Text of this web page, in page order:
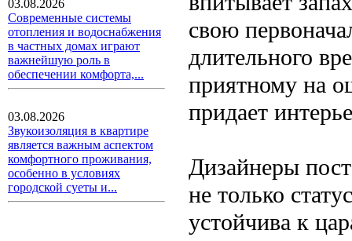
03.08.2026
Современные системы
отопления и водоснабжения
в частных домах играют
важнейшую роль в
обеспечении комфорта,...
03.08.2026
Звукоизоляция в квартире
является важным аспектом
комфортного проживания,
особенно в условиях
городской суеты и...
свою
длительного
приятному на
придает
Дизайнеры
не только
устойчива к